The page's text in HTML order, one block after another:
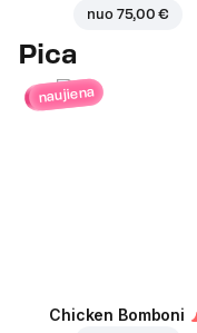
nuo 75,00 €
Pica
naujiena
Chicken Bomboni